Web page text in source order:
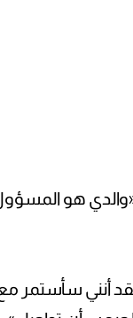
هو
أنني سأستمر مع